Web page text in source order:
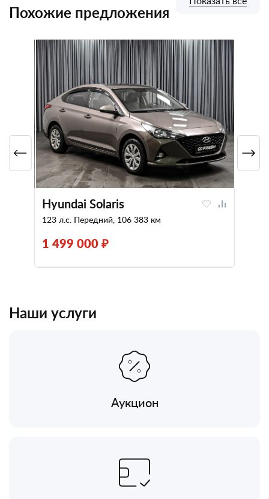
Похожие предложения
Hyundai Solaris
123 л.с. Передний, 106 383 км
1 499 000 ₽
Наши услуги
Аукцион